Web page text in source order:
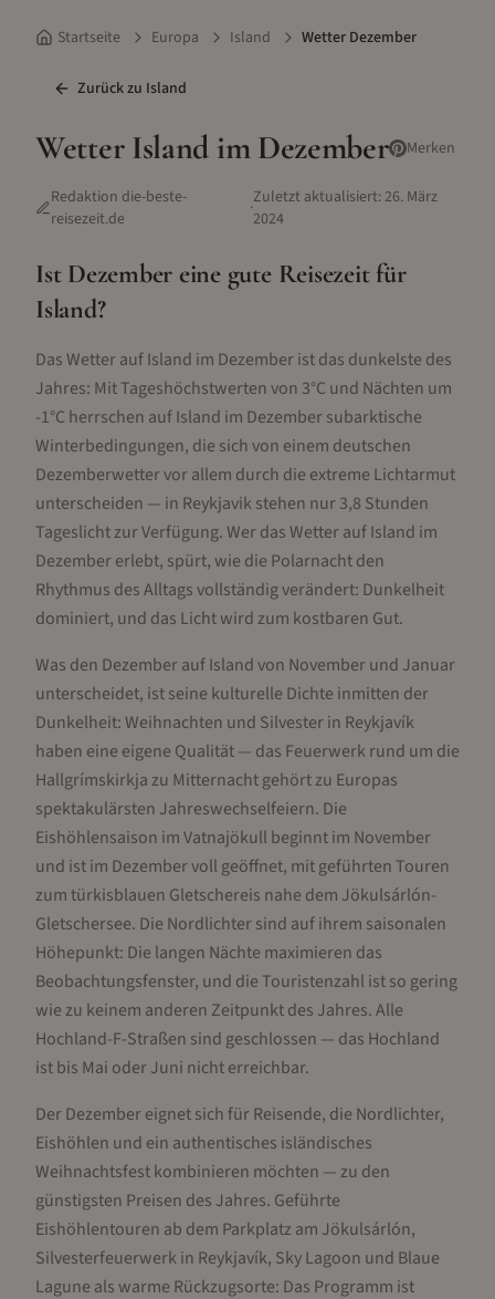
Startseite Europa Island Wetter Dezember
Zurück zu Island
WetterIsland imDezember Merken
Redaktion die-beste-
reisezeit.de
·Zuletzt aktualisiert:26. März
2024
Ist Dezember eine gute Reisezeit für
Island?
Das Wetter auf Island im Dezember ist das dunkelste des
Jahres: Mit Tageshöchstwerten von 3°C und Nächten um
-1°C herrschen auf Island im Dezember subarktische
Winterbedingungen, die sich von einem deutschen
Dezemberwetter vor allem durch die extreme Lichtarmut
unterscheiden — in Reykjavik stehen nur 3,8 Stunden
Tageslicht zur Verfügung. Wer das Wetter auf Island im
Dezember erlebt, spürt, wie die Polarnacht den
Rhythmus des Alltags vollständig verändert: Dunkelheit
dominiert, und das Licht wird zum kostbaren Gut.
Was den Dezember auf Island von November und Januar
unterscheidet, ist seine kulturelle Dichte inmitten der
Dunkelheit: Weihnachten und Silvester in Reykjavík
haben eine eigene Qualität — das Feuerwerk rund um die
Hallgrímskirkja zu Mitternacht gehört zu Europas
spektakulärsten Jahreswechselfeiern. Die
Eishöhlensaison im Vatnajökull beginnt im November
und ist im Dezember voll geöffnet, mit geführten Touren
zum türkisblauen Gletschereis nahe dem Jökulsárlón-
Gletschersee. Die Nordlichter sind auf ihrem saisonalen
Höhepunkt: Die langen Nächte maximieren das
Beobachtungsfenster, und die Touristenzahl ist so gering
wie zu keinem anderen Zeitpunkt des Jahres. Alle
Hochland-F-Straßen sind geschlossen — das Hochland
ist bis Mai oder Juni nicht erreichbar.
Der Dezember eignet sich für Reisende, die Nordlichter,
Eishöhlen und ein authentisches isländisches
Weihnachtsfest kombinieren möchten — zu den
günstigsten Preisen des Jahres. Geführte
Eishöhlentouren ab dem Parkplatz am Jökulsárlón,
Silvesterfeuerwerk in Reykjavík, Sky Lagoon und Blaue
Lagune als warme Rückzugsorte: Das Programm ist